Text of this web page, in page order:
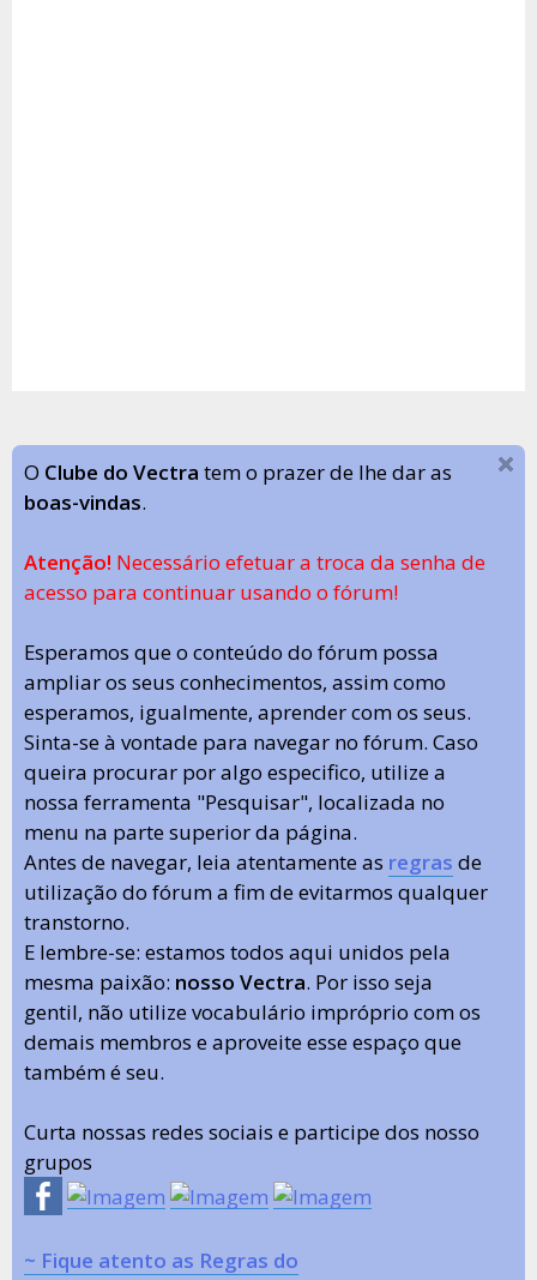
O Clube do Vectra tem o prazer de lhe dar as
boas-vindas.
Atenção! Necessário efetuar a troca da senha de
acesso para continuar usando o fórum!
Esperamos que o conteúdo do fórum possa
ampliar os seus conhecimentos, assim como
esperamos, igualmente, aprender com os seus.
Sinta-se à vontade para navegar no fórum. Caso
queira procurar por algo especifico, utilize a
nossa ferramenta "Pesquisar", localizada no
menu na parte superior da página.
Antes de navegar, leia atentamente as regras de
utilização do fórum a fim de evitarmos qualquer
transtorno.
E lembre-se: estamos todos aqui unidos pela
mesma paixão: nosso Vectra. Por isso seja
gentil, não utilize vocabulário impróprio com os
demais membros e aproveite esse espaço que
também é seu.
Curta nossas redes sociais e participe dos nosso
grupos
~ Fique atento as Regras do